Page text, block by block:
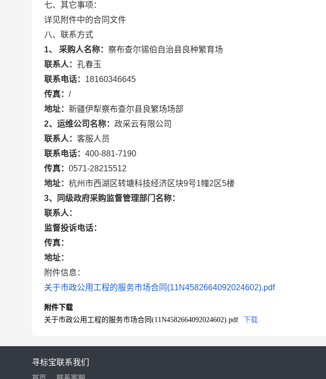
七、其它事项：
详见附件中的合同文件
八、联系方式
1、 采购人名称： 察布查尔锡伯自治县良种繁育场
联系人： 孔春玉
联系电话： 18160346645
传真： /
地址： 新疆伊犁察布查尔县良繁场场部
2、运维公司名称： 政采云有限公司
联系人： 客服人员
联系电话： 400-881-7190
传真： 0571-28215512
地址： 杭州市西湖区转塘科技经济区块9号1幢2区5楼
3、同级政府采购监督管理部门名称：
联系人：
监督投诉电话：
传真：
地址：
附件信息：
关于市政公用工程的服务市场合同(11N4582664092024602).pdf
附件下载
关于市政公用工程的服务市场合同(11N4582664092024602).pdf
下载
寻标宝联系我们